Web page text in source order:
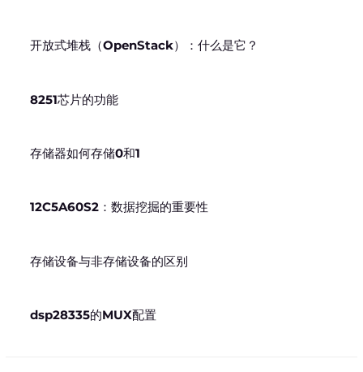
开放式堆栈（OpenStack）：什么是它？
8251芯片的功能
存储器如何存储0和1
12C5A60S2：数据挖掘的重要性
存储设备与非存储设备的区别
dsp28335的MUX配置